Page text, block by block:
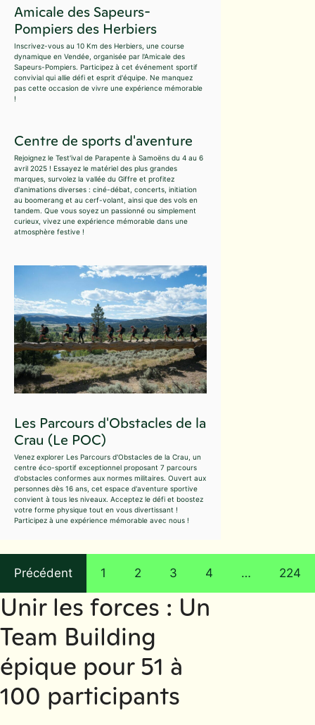
Amicale des Sapeurs-
Pompiers des Herbiers
Inscrivez-vous au 10 Km des Herbiers, une course
dynamique en Vendée, organisée par l'Amicale des
Sapeurs-Pompiers. Participez à cet événement sportif
convivial qui allie défi et esprit d'équipe. Ne manquez
pas cette occasion de vivre une expérience mémorable
!
Centre de sports d'aventure
Rejoignez le Test'ival de Parapente à Samoëns du 4 au 6
avril 2025 ! Essayez le matériel des plus grandes
marques, survolez la vallée du Giffre et profitez
d'animations diverses : ciné-débat, concerts, initiation
au boomerang et au cerf-volant, ainsi que des vols en
tandem. Que vous soyez un passionné ou simplement
curieux, vivez une expérience mémorable dans une
atmosphère festive !
Les Parcours d'Obstacles de la
Crau (Le POC)
Venez explorer Les Parcours d'Obstacles de la Crau, un
centre éco-sportif exceptionnel proposant 7 parcours
d'obstacles conformes aux normes militaires. Ouvert aux
personnes dès 16 ans, cet espace d'aventure sportive
convient à tous les niveaux. Acceptez le défi et boostez
votre forme physique tout en vous divertissant !
Participez à une expérience mémorable avec nous !
Précédent 1 2 3 4 … 224
Unir les forces : Un
Team Building
épique pour 51 à
100 participants